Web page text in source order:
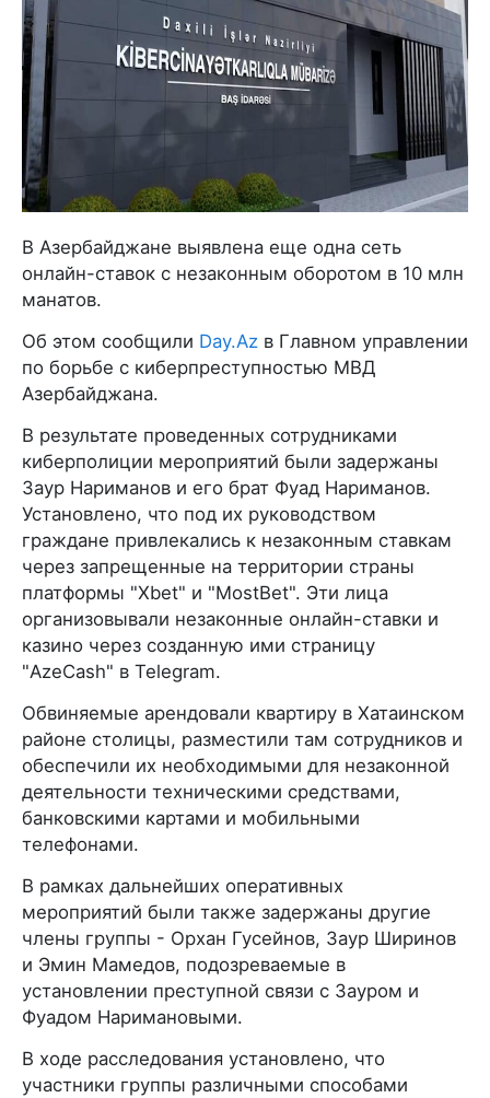
В Азербайджане выявлена еще одна сеть
онлайн-ставок с незаконным оборотом в 10 млн
манатов.
Об этом сообщили Day.Az в Главном управлении
по борьбе с киберпреступностью МВД
Азербайджана.
В результате проведенных сотрудниками
киберполиции мероприятий были задержаны
Заур Нариманов и его брат Фуад Нариманов.
Установлено, что под их руководством
граждане привлекались к незаконным ставкам
через запрещенные на территории страны
платформы "Xbet" и "MostBet". Эти лица
организовывали незаконные онлайн-ставки и
казино через созданную ими страницу
"AzeCash" в Telegram.
Обвиняемые арендовали квартиру в Хатаинском
районе столицы, разместили там сотрудников и
обеспечили их необходимыми для незаконной
деятельности техническими средствами,
банковскими картами и мобильными
телефонами.
В рамках дальнейших оперативных
мероприятий были также задержаны другие
члены группы - Орхан Гусейнов, Заур Ширинов
и Эмин Мамедов, подозреваемые в
установлении преступной связи с Зауром и
Фуадом Наримановыми.
В ходе расследования установлено, что
участники группы различными способами